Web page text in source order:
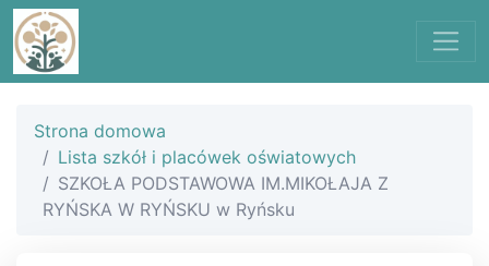
Strona domowa
Lista szkół i placówek oświatowych
SZKOŁA PODSTAWOWA IM.MIKOŁAJA Z
RYŃSKA W RYŃSKU w Ryńsku